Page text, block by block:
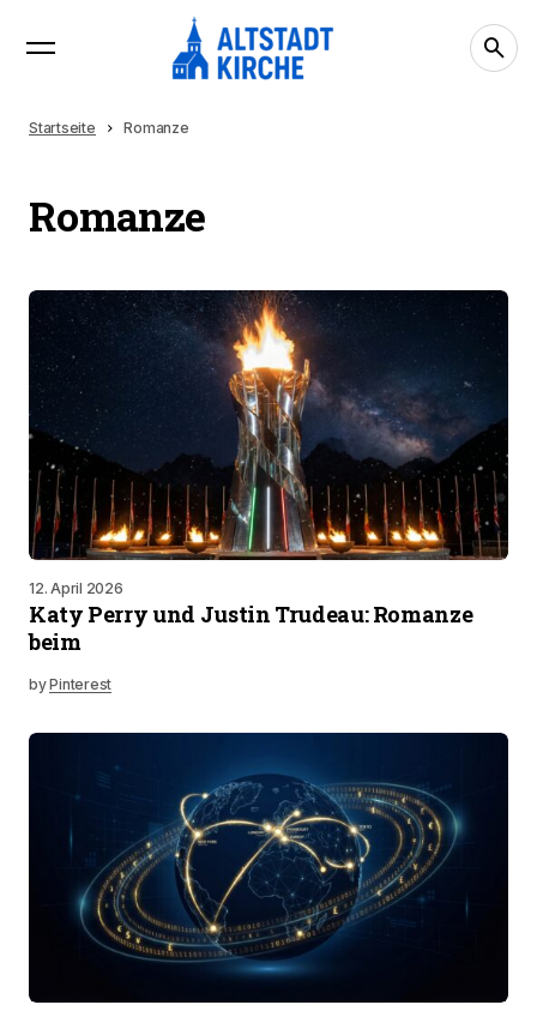
Startseite Romanze
Romanze
12. April 2026
Katy Perry und Justin Trudeau: Romanze
beim
byPinterest